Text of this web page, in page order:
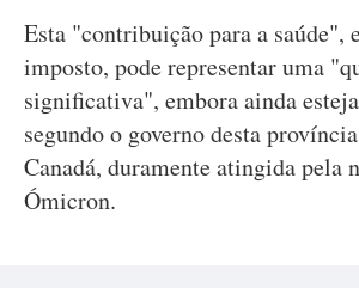
Esta "contribuição para a saúde",
imposto, pode representar uma
significativa", embora ainda
segundo o governo desta
Canadá, duramente atingida pela
Ómicron.